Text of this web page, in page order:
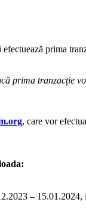
prima
prima tranzacție
, care vor
– 15.01.2024,